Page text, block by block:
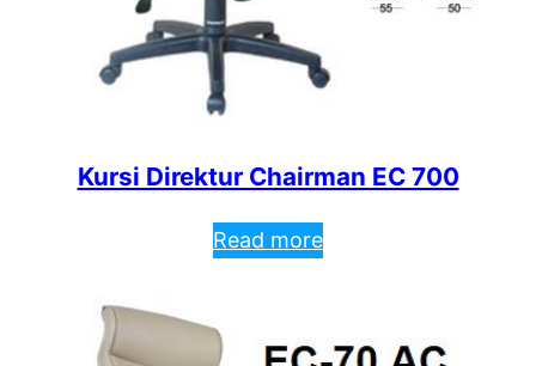
Kursi Direktur Chairman EC 700
Read more